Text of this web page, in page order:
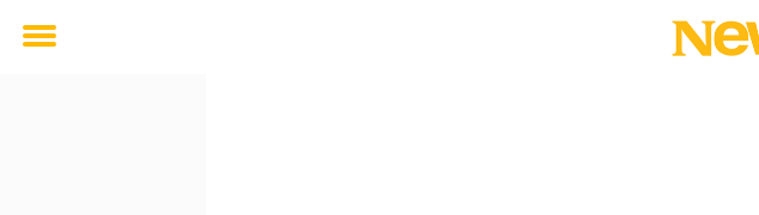
Toggle